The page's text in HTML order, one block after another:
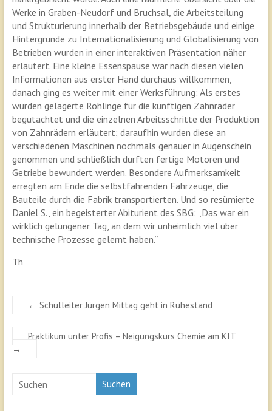
Werke in Graben-Neudorf und Bruchsal, die Arbeitsteilung
und Strukturierung innerhalb der Betriebsgebäude und einige
Hintergründe zu Internationalisierung und Globalisierung von
Betrieben wurden in einer interaktiven Präsentation näher
erläutert. Eine kleine Essenspause war nach diesen vielen
Informationen aus erster Hand durchaus willkommen,
danach ging es weiter mit einer Werksführung: Als erstes
wurden gelagerte Rohlinge für die künftigen Zahnräder
begutachtet und die einzelnen Arbeitsschritte der Produktion
von Zahnrädern erläutert; daraufhin wurden diese an
verschiedenen Maschinen nochmals genauer in Augenschein
genommen und schließlich durften fertige Motoren und
Getriebe bewundert werden. Besondere Aufmerksamkeit
erregten am Ende die selbstfahrenden Fahrzeuge, die
Bauteile durch die Fabrik transportierten. Und so resümierte
Daniel S., ein begeisterter Abiturient des SBG: „Das war ein
wirklich gelungener Tag, an dem wir unheimlich viel über
technische Prozesse gelernt haben.“
Th
← Schulleiter Jürgen Mittag geht in Ruhestand
Praktikum unter Profis – Neigungskurs Chemie am KIT
→
Suchen